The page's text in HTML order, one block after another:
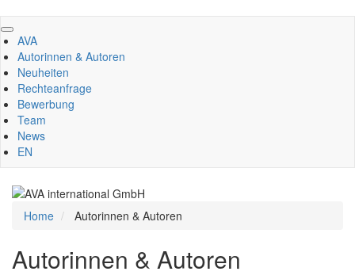
Direkt
zum
Inhalt
AVA
Autorinnen & Autoren
Neuheiten
Rechteanfrage
Bewerbung
Team
News
EN
Home Autorinnen & Autoren
Autorinnen & Autoren